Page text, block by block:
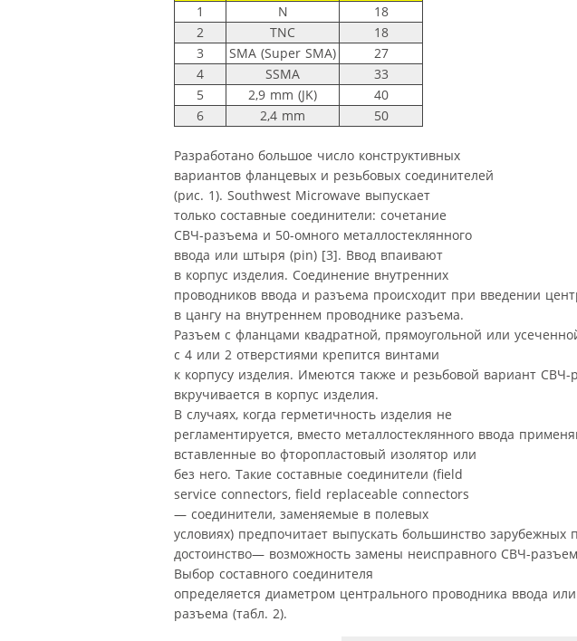
1
N
18
2
TNC
18
3
SMA (Super SMA)
27
4
SSMA
33
5
2,9 mm (JK)
40
6
2,4 mm 50
Разработано большое число конструктивных
вариантов фланцевых и резьбовых соединителей
(рис. 1). Southwest Microwave выпускает
только составные соединители: сочетание
СВЧ-разъема и 50-омного металлостеклянного
ввода или штыря (pin) [3]. Ввод впаивают
в корпус изделия. Соединение внутренних
проводников ввода и разъема происходит при введении
в цангу на внутреннем проводнике разъема.
Разъем с фланцами квадратной, прямоугольной или
с 4 или 2 отверстиями крепится винтами
к корпусу изделия. Имеются также и резьбовой вариант
вкручивается в корпус изделия.
В случаях, когда герметичность изделия не
регламентируется, вместо металлостеклянного ввода
вставленные во фторопластовый изолятор или
без него. Такие составные соединители (field
service connectors, field replaceable connectors
— соединители, заменяемые в полевых
условиях) предпочитает выпускать большинство зарубежных
достоинство— возможность замены неисправного СВЧ-
Выбор составного соединителя
определяется диаметром центрального проводника ввода
разъема (табл. 2).